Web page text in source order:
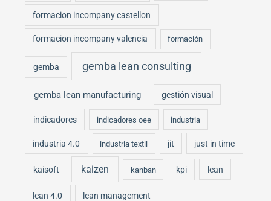
formacion incompany castellon
formacion incompany valencia formación
gemba gemba lean consulting
gemba lean manufacturing gestión visual
indicadores indicadores oee industria
industria 4.0 industria textil jit just in time
kaisoft kaizen kanban kpi lean
lean 4.0 lean management